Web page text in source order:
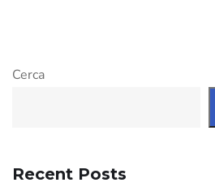
Cerca
Recent Posts